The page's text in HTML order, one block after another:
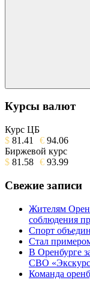
Курсы валют
Курс ЦБ
$ 81.41 € 94.06
Биржевой курс
$ 81.58 € 93.99
Свежие записи
Жителям
соблюдения
Спорт
Стал
В Оренбурге
СВО
Команда